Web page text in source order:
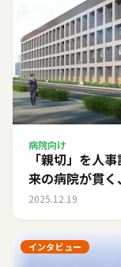
病院向け
「親切」を人
来の病院が貫
2025.12.19
インタビュー